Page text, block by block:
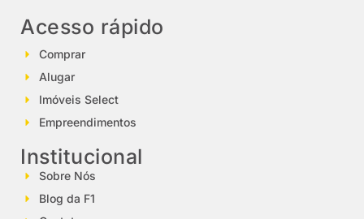
Acesso rápido
Comprar
Alugar
Imóveis Select
Empreendimentos
Institucional
Sobre Nós
Blog da F1